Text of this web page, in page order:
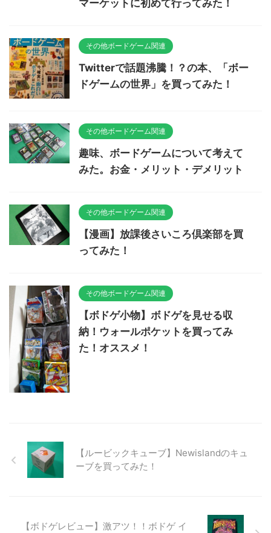
マーケットに初めて行ってみた！
その他ボードゲーム関連
Twitterで話題沸騰！？の本、「ボー
ドゲームの世界」を買ってみた！
その他ボードゲーム関連
趣味、ボードゲームについて考えて
みた。お金・メリット・デメリット
その他ボードゲーム関連
【漫画】放課後さいころ倶楽部を買
ってみた！
その他ボードゲーム関連
【ボドゲ小物】ボドゲを見せる収
納！ウォールポケットを買ってみ
た！オススメ！
【ルービックキューブ】Newislandのキュ
ーブを買ってみた！
【ボドゲレビュー】激アツ！！ボドゲ イ